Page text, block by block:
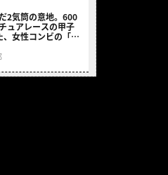
2気筒の意地。600
ュアレースの甲子
女性コンビの「ス